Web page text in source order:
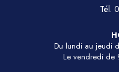
Tél.
Du lundi au jeudi
Le vendredi de